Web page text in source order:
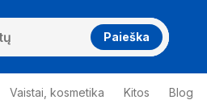
Paieška
Vaistai, kosmetika Kitos Blog